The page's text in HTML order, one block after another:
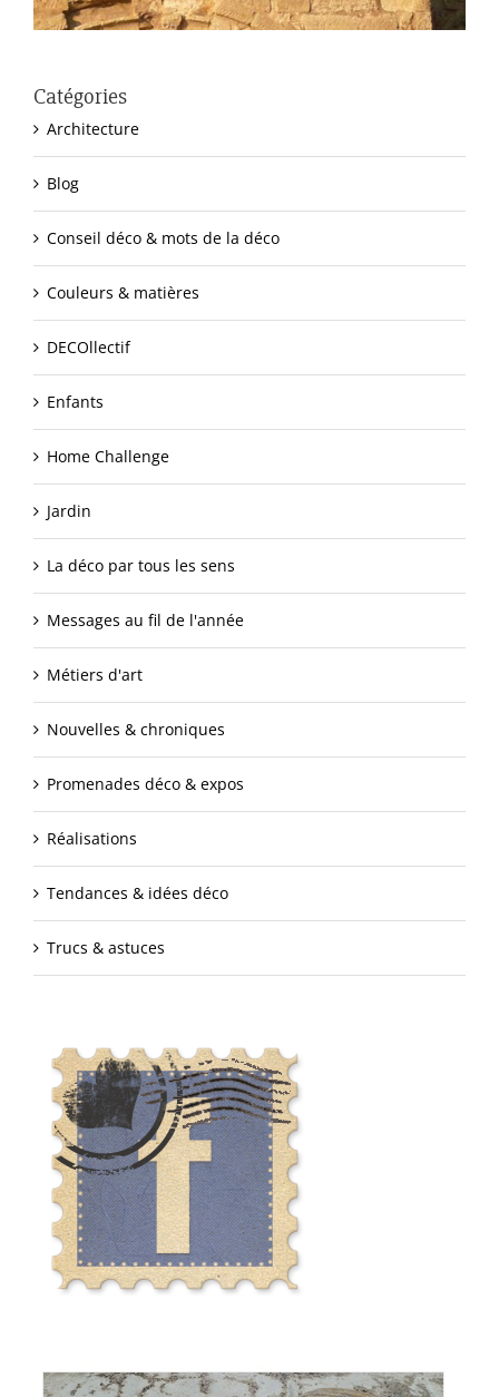
Catégories
Architecture
Blog
Conseil déco & mots de la déco
Couleurs & matières
DECOllectif
Enfants
Home Challenge
Jardin
La déco par tous les sens
Messages au fil de l'année
Métiers d'art
Nouvelles & chroniques
Promenades déco & expos
Réalisations
Tendances & idées déco
Trucs & astuces